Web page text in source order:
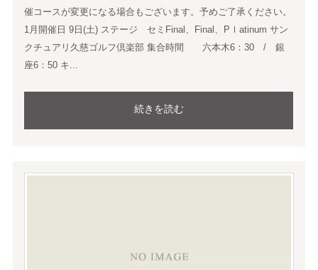
催コースが変更になる場合もございます。予めご了承ください。
1月開催日 9日(土) ステージ セミFinal、Final、Pｌatinum サン
クチュアリ久慈ゴルフ倶楽部 集合時間 六本木6：30 / 銀
座6：50 キ...
続きを読む